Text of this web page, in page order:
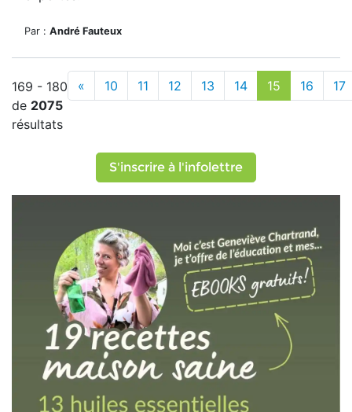
Par : André Fauteux
169 - 180
de 2075
résultats
« 10 11 12 13 14 15 16 17
S'inscrire à l'infolettre